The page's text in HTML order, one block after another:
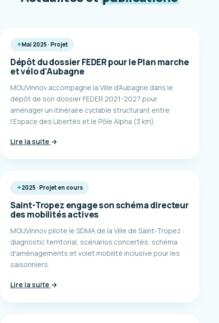
Mai 2025 · Projet
Dépôt du dossier FEDER pour le Plan marche
et vélo d'Aubagne
MOUVinnov accompagne la Ville d'Aubagne dans le
dépôt de son dossier FEDER 2021-2027 pour
aménager un itinéraire cyclable structurant entre
l'Espace des Libertés et le Pôle Alpha (3 km).
Lire la suite →
2025 · Projet en cours
Saint-Tropez engage son schéma directeur
des mobilités actives
MOUVinnov pilote le SDMA de la Ville de Saint-Tropez :
diagnostic territorial, scénarios concertés, schéma
d'aménagements et volet mobilité inclusive pour les
saisonniers.
Lire la suite →